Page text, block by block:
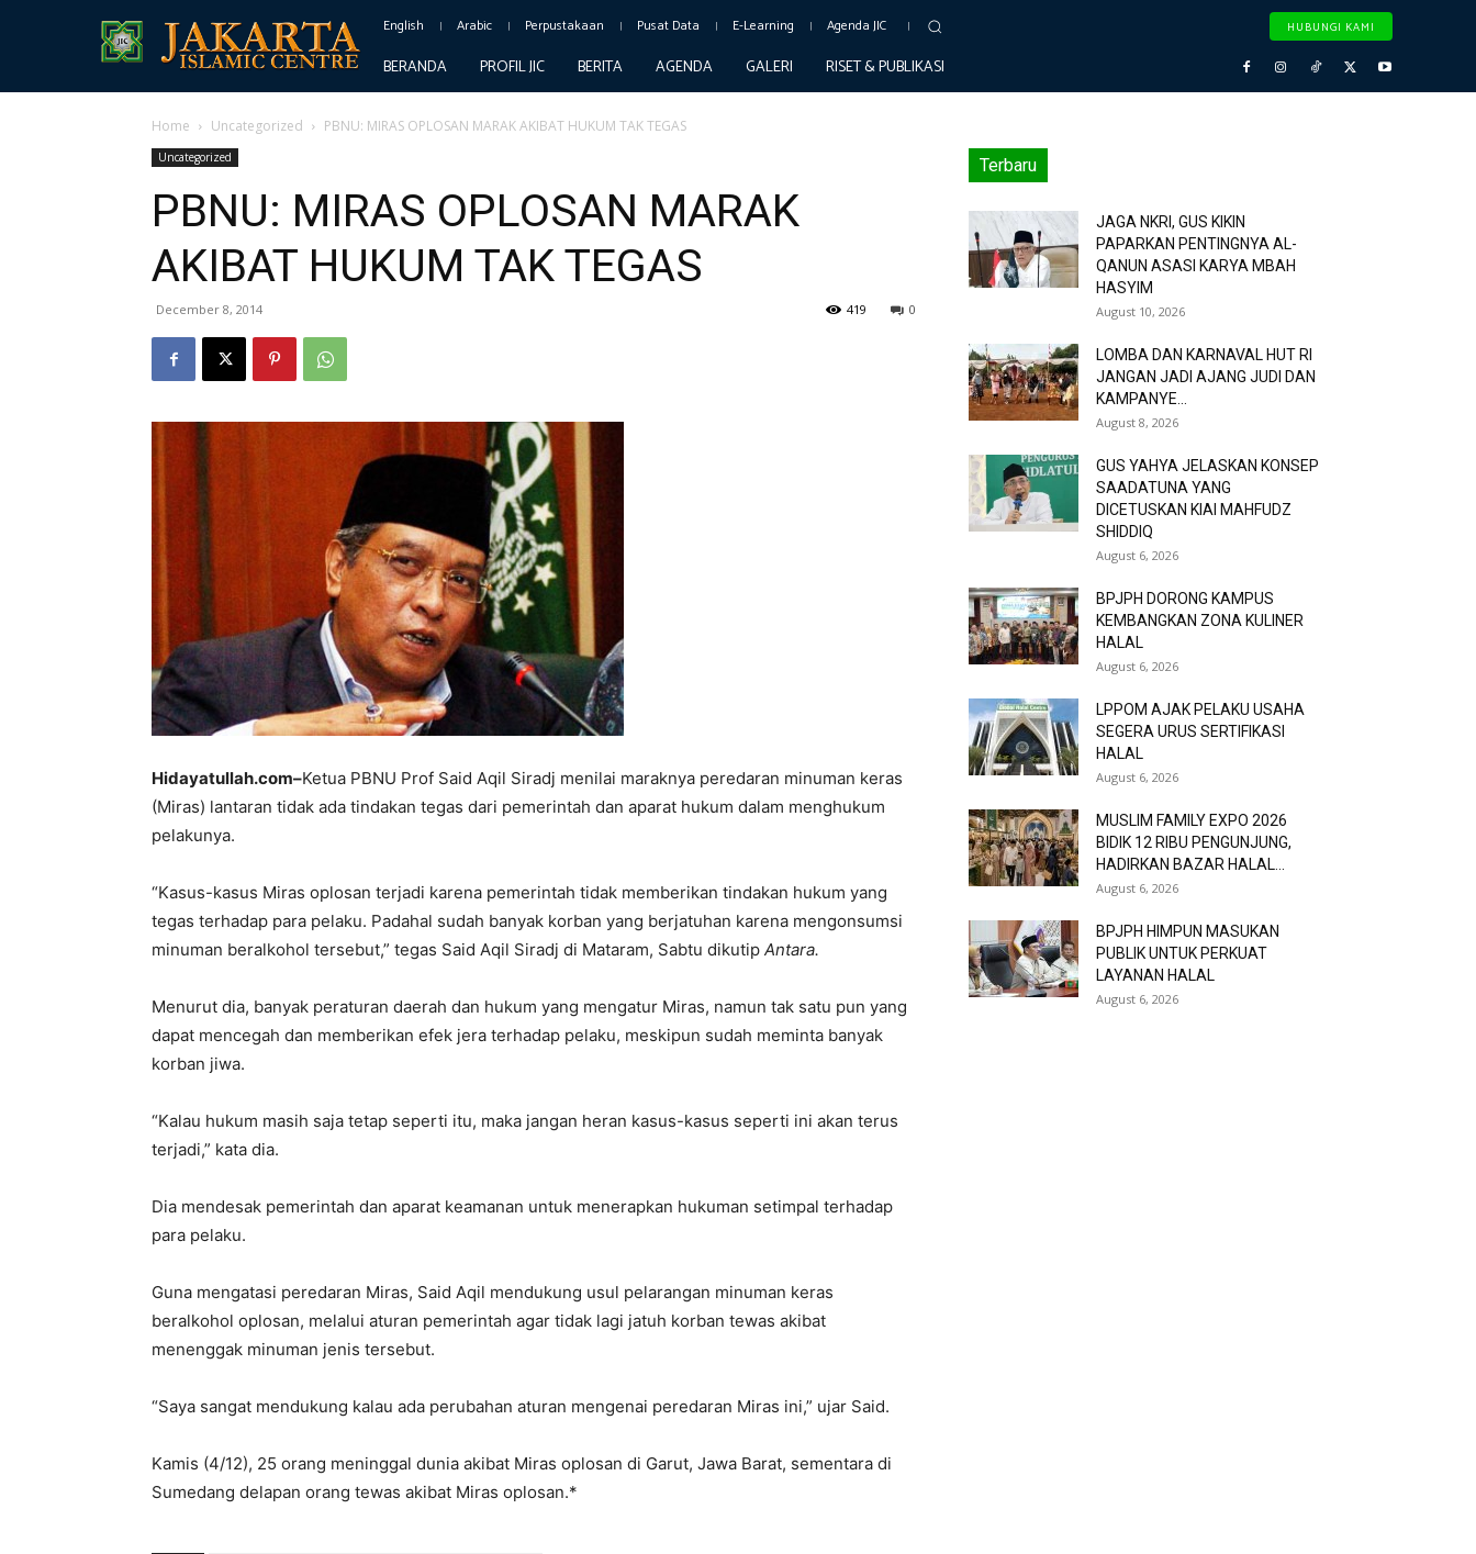
English Arabic Perpustakaan Pusat Data E-Learning Agenda JIC HUBUNGI KAMI
BERANDA PROFIL JIC BERITA AGENDA GALERI RISET & PUBLIKASI
Home Uncategorized PBNU: MIRAS OPLOSAN MARAK AKIBAT HUKUM TAK TEGAS
Uncategorized
PBNU: MIRAS OPLOSAN MARAK
AKIBAT HUKUM TAK TEGAS
December 8, 2014 0
419
Hidayatullah.com–Ketua PBNU Prof Said Aqil Siradj menilai maraknya peredaran minuman keras
(Miras) lantaran tidak ada tindakan tegas dari pemerintah dan aparat hukum dalam menghukum
pelakunya.
“Kasus-kasus Miras oplosan terjadi karena pemerintah tidak memberikan tindakan hukum yang
tegas terhadap para pelaku. Padahal sudah banyak korban yang berjatuhan karena mengonsumsi
minuman beralkohol tersebut,” tegas Said Aqil Siradj di Mataram, Sabtu dikutip Antara.
Menurut dia, banyak peraturan daerah dan hukum yang mengatur Miras, namun tak satu pun yang
dapat mencegah dan memberikan efek jera terhadap pelaku, meskipun sudah meminta banyak
korban jiwa.
“Kalau hukum masih saja tetap seperti itu, maka jangan heran kasus-kasus seperti ini akan terus
terjadi,” kata dia.
Dia mendesak pemerintah dan aparat keamanan untuk menerapkan hukuman setimpal terhadap
para pelaku.
Guna mengatasi peredaran Miras, Said Aqil mendukung usul pelarangan minuman keras
beralkohol oplosan, melalui aturan pemerintah agar tidak lagi jatuh korban tewas akibat
menenggak minuman jenis tersebut.
“Saya sangat mendukung kalau ada perubahan aturan mengenai peredaran Miras ini,” ujar Said.
Kamis (4/12), 25 orang meninggal dunia akibat Miras oplosan di Garut, Jawa Barat, sementara di
Sumedang delapan orang tewas akibat Miras oplosan.*
Terbaru
JAGA NKRI, GUS KIKIN
PAPARKAN PENTINGNYA AL-
QANUN ASASI KARYA MBAH
HASYIM
August 10, 2026
LOMBA DAN KARNAVAL HUT RI
JANGAN JADI AJANG JUDI DAN
KAMPANYE...
August 8, 2026
GUS YAHYA JELASKAN KONSEP
SAADATUNA YANG
DICETUSKAN KIAI MAHFUDZ
SHIDDIQ
August 6, 2026
BPJPH DORONG KAMPUS
KEMBANGKAN ZONA KULINER
HALAL
August 6, 2026
LPPOM AJAK PELAKU USAHA
SEGERA URUS SERTIFIKASI
HALAL
August 6, 2026
MUSLIM FAMILY EXPO 2026
BIDIK 12 RIBU PENGUNJUNG,
HADIRKAN BAZAR HALAL...
August 6, 2026
BPJPH HIMPUN MASUKAN
PUBLIK UNTUK PERKUAT
LAYANAN HALAL
August 6, 2026